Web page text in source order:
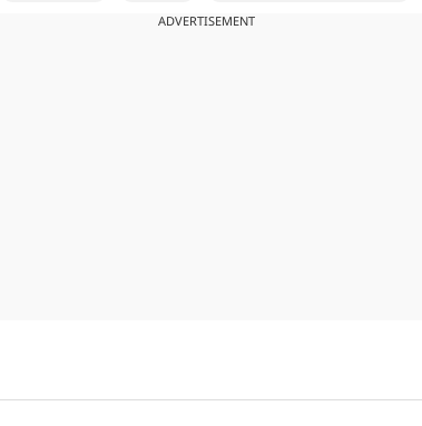
ADVERTISEMENT